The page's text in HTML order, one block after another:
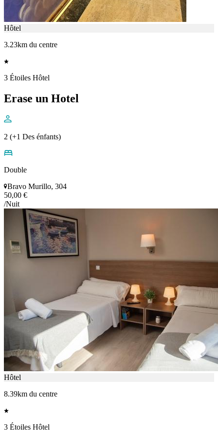
Hôtel
3.23km du centre
3 Étoiles Hôtel
Erase un Hotel
2 (+1 Des énfants)
Double
Bravo Murillo, 304
50,00 €
/Nuit
Hôtel
8.39km du centre
3 Étoiles Hôtel